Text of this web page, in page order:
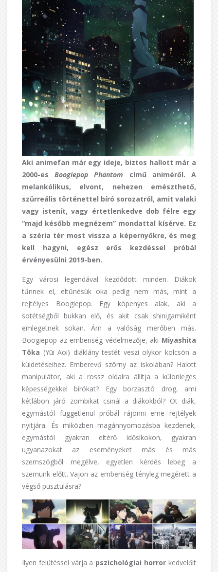
Aki animefan már egy ideje, biztos hallott már a
2000-esBoogiepop Phantom című animéről. A
melankólikus, elvont, nehezen emészthető,
szürreális történettel bíró sorozatról, amit valaki
vagy istenít, vagy értetlenkedve dob félre egy
“majd később megnézem” mondattal kísérve. Ez
a széria tér most vissza a képernyőkre, és meg
kell hagyni, egész erős kezdéssel próbál
érvényesülni 2019-ben.
Egy városi legendával kezdődött minden. Diákok
tűnnek el, eltűnésük oka pedig nem más, mint a
rejtélyes Boogiepop. Egy köpenyes alak, aki a
sötétségből bukkan elő, és akit csak shinigamiként
emlegetnek sokan. Ám a valóság merőben más.
Boogiepop az emberiség védelmezője, aki Miyashita
Tōka (Yūi Aoi) diáklány testét veszi olykor kölcsön a
küldetéseihez. Emberevő szörny az iskolában? Halott
manipulátor, aki a rossz oldalra állítja a különleges
képességekkel bírókat? Egy borzasztó drog, ami
kétlábon járó zombikat csinál a diákokból? Öt diák,
egymástól függetlenül próbál rájönni eme rejtélyek
nyitjára. És miközben magánnyomozásba kezdenek,
egymástól gyakran eltérő idősíkokon, gyakran
ugyanazokat az eseményeket más és más
szemszögből megélve, egyetlen kérdés lebeg a
szemünk előtt. Vajon az emberiség tényleg megérett a
végső pusztulásra?
Ilyen felütéssel várja a pszichológiai horror kedvelőit